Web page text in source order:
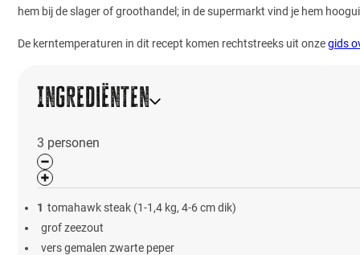
hem bij de slager of groothandel; in de supermarkt vind je hem
De kerntemperaturen in dit recept komen rechtstreeks uit onzegids
Ingrediënten
3 personen
1 tomahawk steak (1-1,4 kg, 4-6 cm dik)
grof zeezout
vers gemalen zwarte peper